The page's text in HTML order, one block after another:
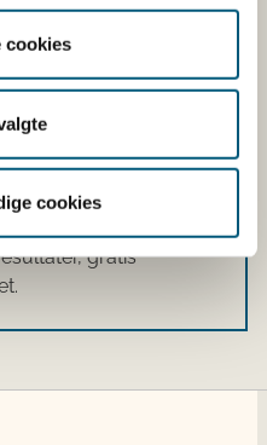
cookies
cookies
Kost-
i din mailboks.
om sund mad og
gratis